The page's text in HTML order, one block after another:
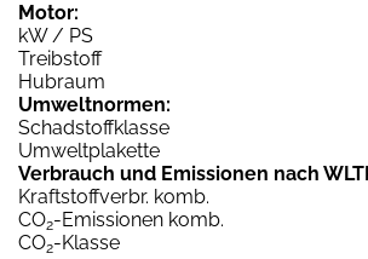
Motor:
kW / PS
Treibstoff
Hubraum
Umweltnormen:
Schadstoffklasse
Umweltplakette
Verbrauch und Emissionen nach
Kraftstoffverbr. komb.
CO2-Emissionen komb.
CO2-Klasse